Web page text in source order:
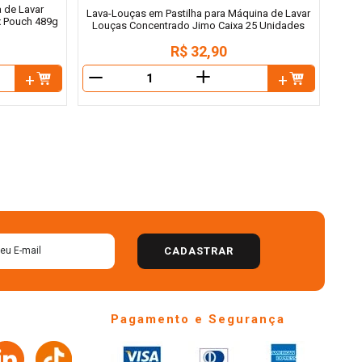
de Lavar
489g
Lava-Louças em Pastilha para Máquina de Lavar
Louças Concentrado Jimo Caixa 25 Unidades
R$ 32,90
＋
CADASTRAR
Pagamento e Segurança